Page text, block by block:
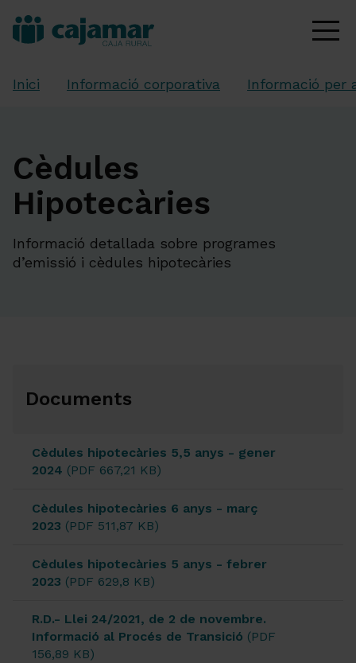
Inici Informació corporativa Informació per
Cèdules
Hipotecàries
Informació detallada sobre programes
d’emissió i cèdules hipotecàries
Documents
Cèdules hipotecàries 5,5 anys - gener
2024 (PDF 667,21 KB)
Cèdules hipotecàries 6 anys - març
2023 (PDF 511,87 KB)
Cèdules hipotecàries 5 anys - febrer
2023 (PDF 629,8 KB)
R.D.- Llei 24/2021, de 2 de novembre.
Informació al Procés de Transició (PDF
156,89 KB)